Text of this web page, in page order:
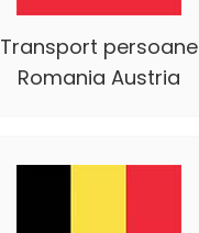
Transport persoane
Romania Austria